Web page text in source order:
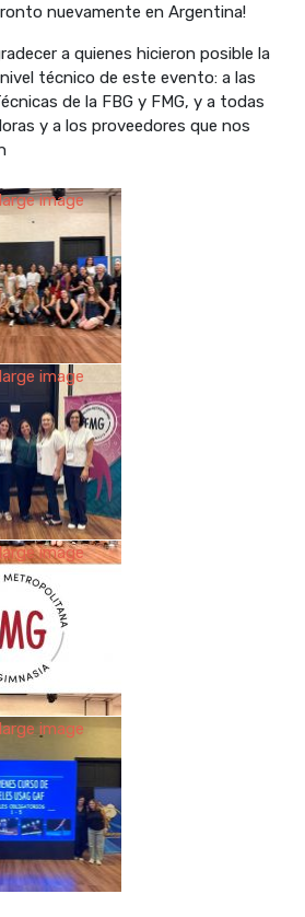
nuevamente en Argentina!
a quienes hicieron posible la
técnico de este evento: a las
de la FBG y FMG, y a todas
y a los proveedores que nos